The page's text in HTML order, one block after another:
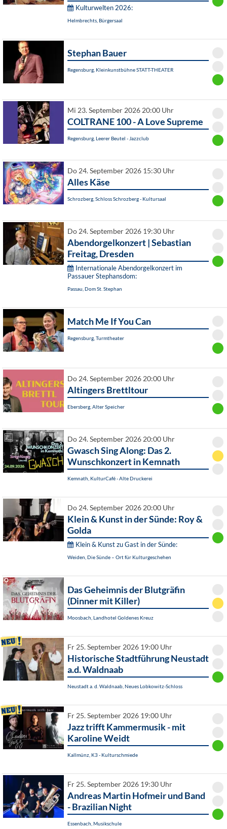
Kulturwelten 2026:
Helmbrechts, Bürgersaal
Stephan Bauer
Regensburg, Kleinkunstbühne STATT-THEATER
Mi 23. September 2026 20:00 Uhr
COLTRANE 100 - A Love Supreme
Regensburg, Leerer Beutel - Jazzclub
Do 24. September 2026 15:30 Uhr
Alles Käse
Schrozberg, Schloss Schrozberg - Kultursaal
Do 24. September 2026 19:30 Uhr
Abendorgelkonzert | Sebastian
Freitag, Dresden
Internationale Abendorgelkonzert im
Passauer Stephansdom:
Passau, Dom St. Stephan
Match Me If You Can
Regensburg, Turmtheater
Do 24. September 2026 20:00 Uhr
Altingers Brettltour
Ebersberg, Alter Speicher
Do 24. September 2026 20:00 Uhr
Gwasch Sing Along: Das 2.
Wunschkonzert in Kemnath
Kemnath, KulturCafé - Alte Druckerei
Do 24. September 2026 20:00 Uhr
Klein & Kunst in der Sünde: Roy &
Golda
Klein & Kunst zu Gast in der Sünde:
Weiden, Die Sünde – Ort für Kulturgeschehen
Das Geheimnis der Blutgräfin
(Dinner mit Killer)
Moosbach, Landhotel Goldenes Kreuz
Fr 25. September 2026 19:00 Uhr
Historische Stadtführung Neustadt
a.d. Waldnaab
Neustadt a. d. Waldnaab, Neues Lobkowitz-Schloss
Fr 25. September 2026 19:00 Uhr
Jazz trifft Kammermusik - mit
Karoline Weidt
Kallmünz, K3 - Kulturschmiede
Fr 25. September 2026 19:30 Uhr
Andreas Martin Hofmeir und Band
- Brazilian Night
Essenbach, Musikschule